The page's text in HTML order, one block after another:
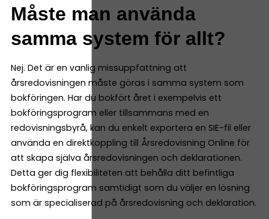
Måste man använda
samma system för allt?
Nej. Det är en vanlig missuppfattning att
årsredovisningen måste göras i samma system som
bokföringen. Har du bokfört året i exempelvis ett
bokföringsprogram eller tillsammans med en
redovisningsbyrå, kan du enkelt exportera en SIE-fil eller
använda en direktkoppling till Årsredovisning Online för
att skapa själva årsredovisningen och deklarationen.
Detta ger dig flexibiliteten att behålla ditt befintliga
bokföringsprogram samtidigt som du väljer en lösning
som är specialiserad på årsredovisning och deklaration.